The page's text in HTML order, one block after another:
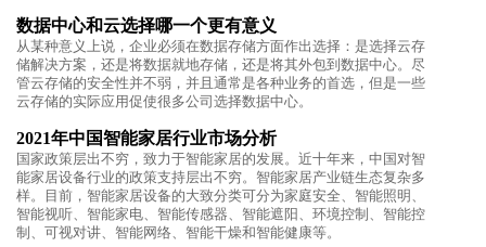
数据中心和云选择哪一个更有意义
从某种意义上说，企业必须在数据存储方面作出选择：是选择云存
储解决方案，还是将数据就地存储，还是将其外包到数据中心。尽
管云存储的安全性并不弱，并且通常是各种业务的首选，但是一些
云存储的实际应用促使很多公司选择数据中心。
2021年中国智能家居行业市场分析
国家政策层出不穷，致力于智能家居的发展。近十年来，中国对智
能家居设备行业的政策支持层出不穷。智能家居产业链生态复杂多
样。目前，智能家居设备的大致分类可分为家庭安全、智能照明、
智能视听、智能家电、智能传感器、智能遮阳、环境控制、智能控
制、可视对讲、智能网络、智能干燥和智能健康等。